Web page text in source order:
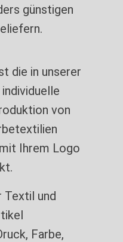
günstigen
die in unserer
von
Ihrem Logo
Textil und
Farbe,